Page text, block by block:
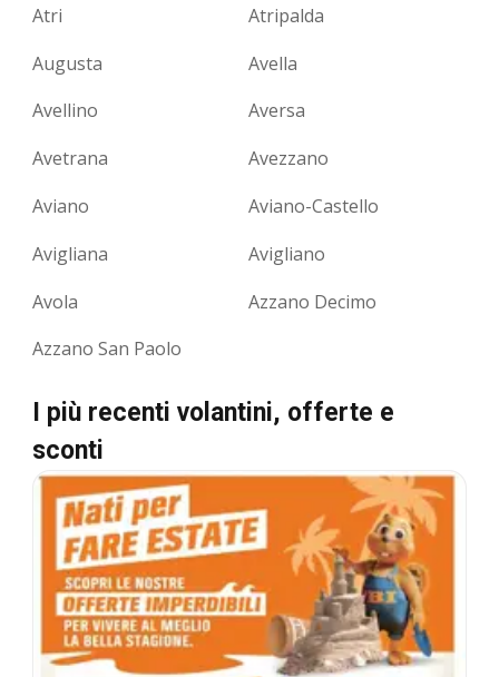
Atri
Atripalda
Augusta
Avella
Avellino
Aversa
Avetrana
Avezzano
Aviano
Aviano-Castello
Avigliana
Avigliano
Avola
Azzano Decimo
Azzano San Paolo
I più recenti volantini, offerte e
sconti